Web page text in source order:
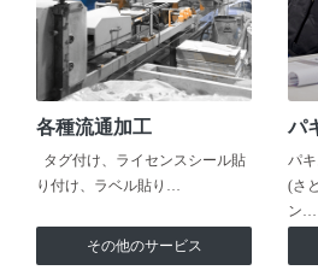
各種流通加工
タグ付け、ライセンスシール貼
り付け、ラベル貼り…
その他のサービス
パ
パ
(さ
ン…